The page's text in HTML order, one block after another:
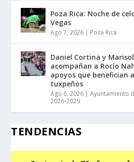
Poza Rica: Noche de
Vegas
Ago 7, 2026 | Poza Rica
Daniel Cortina y
acompañan a Rocío
apoyos que benefician
tuxpeños
Ago 6, 2026 |Ayuntamiento
2026-2029
TENDENCIAS